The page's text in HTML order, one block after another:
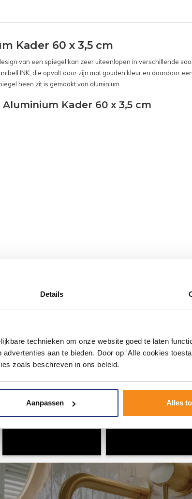
Details
technieken om onze website goed te laten
aan te bieden. Door op 'Alle cookies
zoals beschreven in ons beleid.
Aanpassen Alles
Kader 60 x 3,5 cm
van een spiegel kan zeer uiteenlopen in verschillende
INK, die opvalt door zijn mat gouden kleur en daardoor
heen zit is gemaakt van aluminium.
Kader 60 x 3,5 cm
met #mijndroombadkamer en tag